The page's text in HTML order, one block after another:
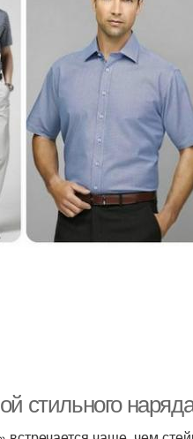
стильного